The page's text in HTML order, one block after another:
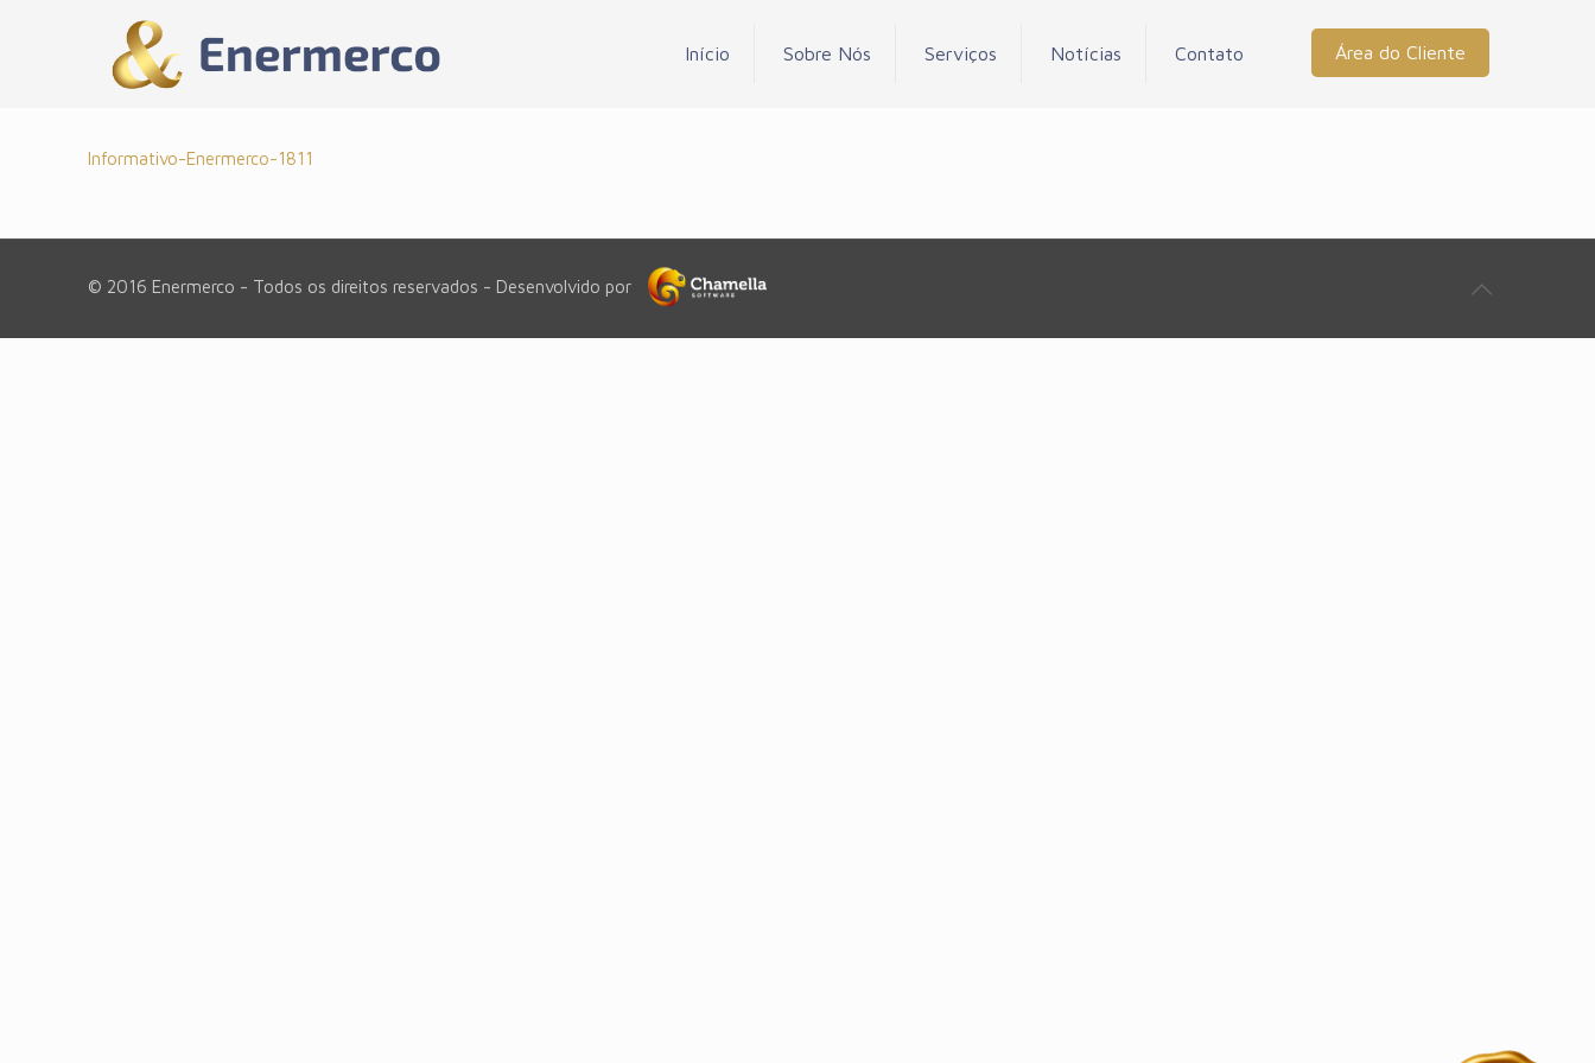
Início Sobre Nós Serviços Notícias Contato Área do Cliente
Informativo-Enermerco-1811
© 2016 Enermerco - Todos os direitos reservados - Desenvolvido por